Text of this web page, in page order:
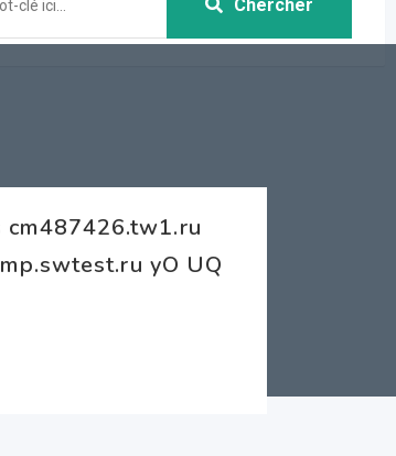
Chercher
cm487426.tw1.ru
yO UQ